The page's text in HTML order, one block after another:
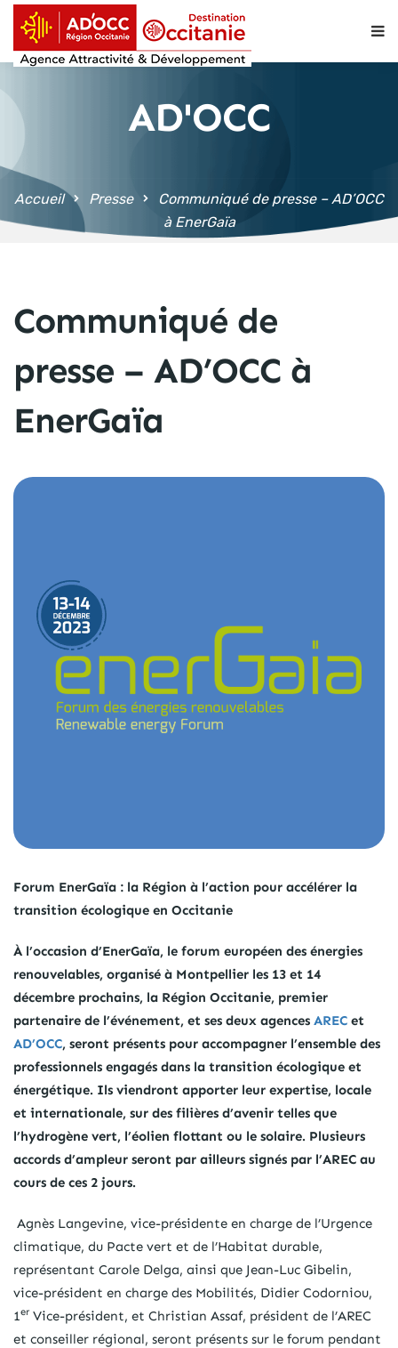
principal
AD'OCC
Accueil Presse
Communiqué de presse – AD’OCC
à EnerGaïa
Communiqué de
presse – AD’OCC à
EnerGaïa
Forum EnerGaïa : la Région à l’action pour accélérer la
transition écologique en Occitanie
À l’occasion d’EnerGaïa, le forum européen des énergies
renouvelables, organisé à Montpellier les 13 et 14
décembre prochains, la Région Occitanie, premier
partenaire de l’événement, et ses deux agences AREC et
AD’OCC, seront présents pour accompagner l’ensemble des
professionnels engagés dans la transition écologique et
énergétique. Ils viendront apporter leur expertise, locale
et internationale, sur des filières d’avenir telles que
l’hydrogène vert, l’éolien flottant ou le solaire. Plusieurs
accords d’ampleur seront par ailleurs signés par l’AREC au
cours de ces 2 jours.
Agnès Langevine, vice-présidente en charge de l’Urgence
climatique, du Pacte vert et de l’Habitat durable,
représentant Carole Delga, ainsi que Jean-Luc Gibelin,
vice-président en charge des Mobilités, Didier Codorniou,
1er Vice-président, et Christian Assaf, président de l’AREC
et conseiller régional, seront présents sur le forum pendant